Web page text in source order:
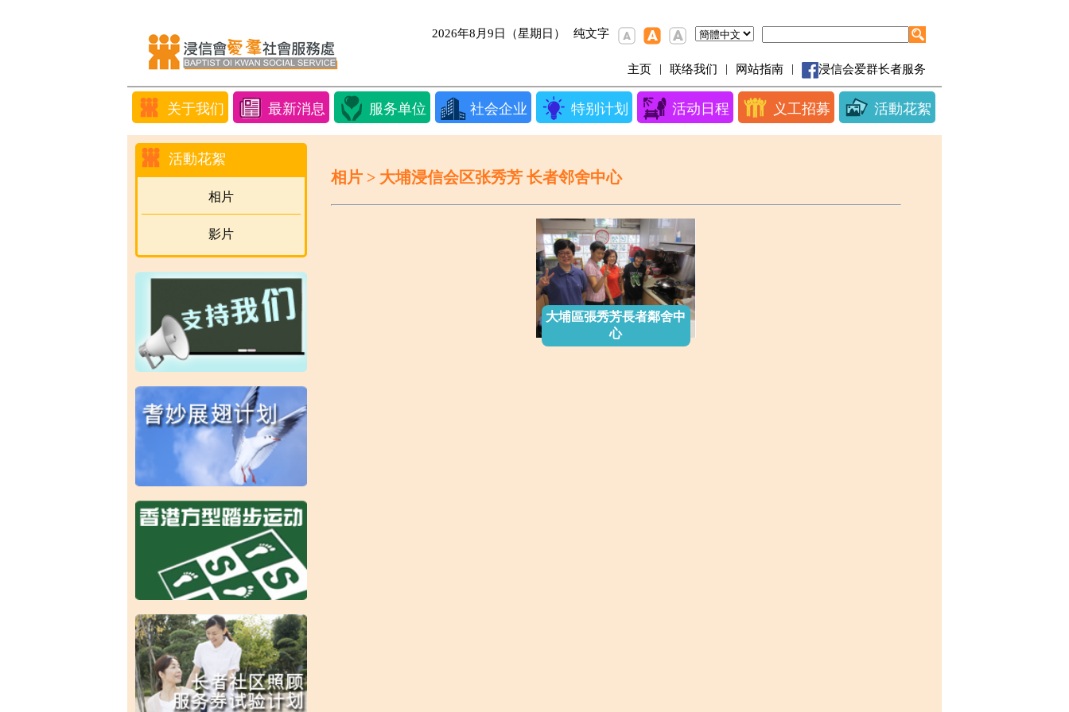
2026年8月9日（星期日） 纯文字
主页 | 联络我们 | 网站指南 | 浸信会爱群长者服务
关于我们 最新消息 服务单位 社会企业 特别计划 活动日程 义工招募 活動花絮
活動花絮
相片
影片
相片 > 大埔浸信会区张秀芳 长者邻舍中心
大埔區張秀芳長者鄰舍中
心